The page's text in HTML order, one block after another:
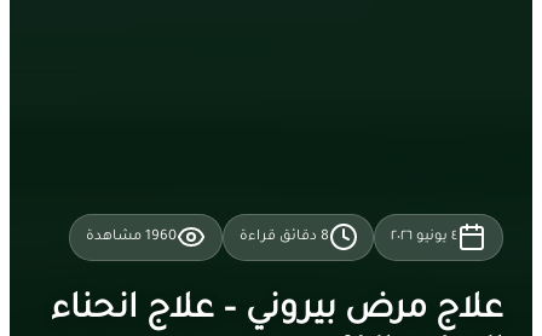
٤ يونيو ٢٠٢٦ 8 دقائق قراءة 1960 مشاهدة
علاج مرض بيروني – علاج انحناء